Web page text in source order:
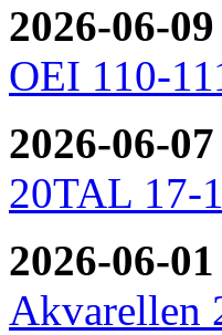
2026-06-09
OEI 110-
2026-06-07
20TAL 17-
2026-06-01
Akvarellen